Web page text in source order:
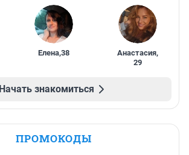
Елена,38 Анастасия,
29
Начать знакомиться
ПРОМОКОДЫ